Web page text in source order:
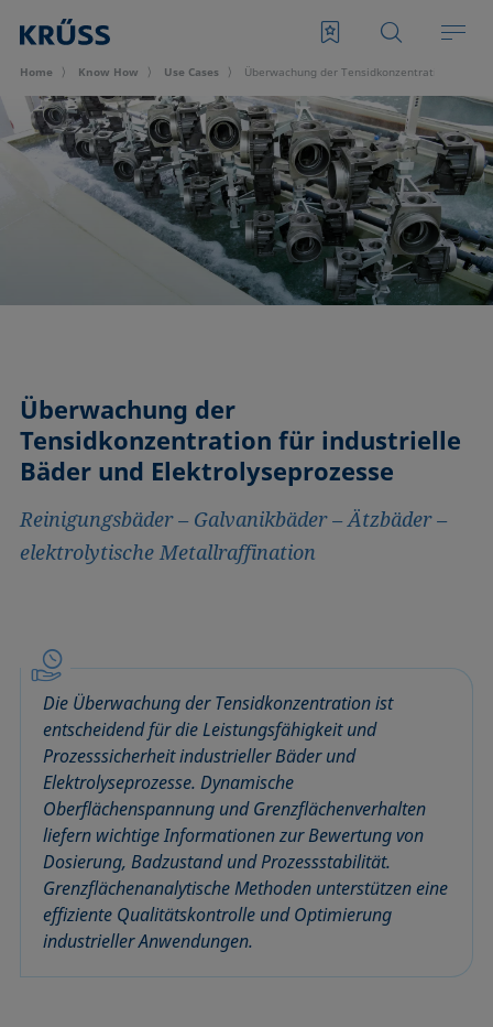
Home Know How Use Cases Überwachung der Tensidkonzentration für
Überwachung der
Tensidkonzentration für industrielle
Bäder und Elektrolyseprozesse
Reinigungsbäder – Galvanikbäder – Ätzbäder –
elektrolytische Metallraffination
Die Überwachung der Tensidkonzentration ist
entscheidend für die Leistungsfähigkeit und
Prozesssicherheit industrieller Bäder und
Elektrolyseprozesse. Dynamische
Oberflächenspannung und Grenzflächenverhalten
liefern wichtige Informationen zur Bewertung von
Dosierung, Badzustand und Prozessstabilität.
Grenzflächenanalytische Methoden unterstützen eine
effiziente Qualitätskontrolle und Optimierung
industrieller Anwendungen.